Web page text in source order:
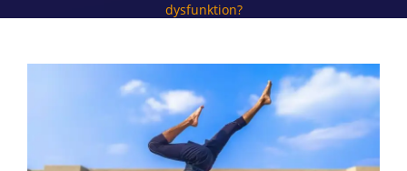
dysfunktion?